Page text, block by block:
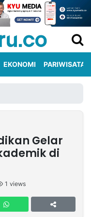
EKONOMI PARIWISATA
Gelar
di
1 views